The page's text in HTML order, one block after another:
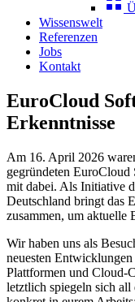
Wissenswelt
Referenzen
Jobs
Kontakt
EuroCloud
Erkenntnisse
Am 16. April 2026
gegründeten
mit dabei. Als Initiative
Deutschland bringt das
zusammen, um aktuelle
Wir haben uns als
neuesten
Plattformen und Cloud-
letztlich spiegeln sich all